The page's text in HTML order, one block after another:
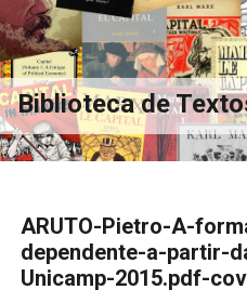
Biblioteca de
ARUTO-Pietro-A-
dependente-a-partir-
Unicamp-2015.pdf-